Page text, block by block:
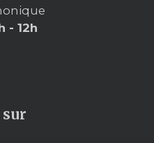
- 12h